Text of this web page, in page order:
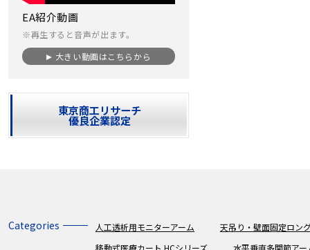
EA紹介動画
※再生すると音声が出ます。
大きい動画はこちらから
東京商工リサーチ
優良企業認定
Categories 人工透析用モニターアーム
天吊り・壁面固定ロン
移動式医療カート HCシリーズ
水平垂直多関節アー